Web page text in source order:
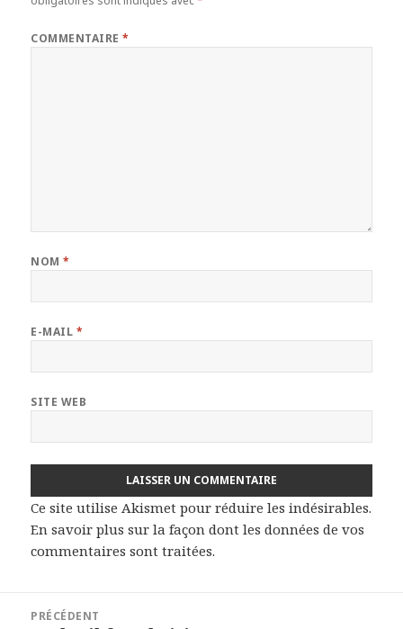
COMMENTAIRE*
NOM*
E-MAIL *
SITE WEB
Ce site utilise Akismet pour réduire les indésirables.
En savoir plus sur la façon dont les données de vos
commentaires sont traitées.
PRÉCÉDENT